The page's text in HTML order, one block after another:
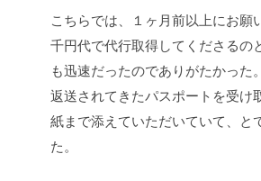
こちらでは、１ヶ月前以上にお願
千円代で代行取得してくださるの
も迅速だったのでありがたかった
返送されてきたパスポートを受け
紙まで添えていただいていて、と
た。